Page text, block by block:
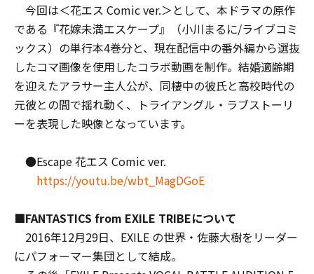
今回は＜花エス Comic ver.＞として、本ドラマの原作
である『花嫁未満エスケープ』（小川まるに/ライブコミ
ックス）の単行本4巻分と、現在配信中の番外編から選抜
したコマ画像を使用したコラボ動画を制作。結婚適齢期
を迎えたアラサー主人公が、同棲中の彼氏と高校時代の
元彼との間で揺れ動く、トライアングル・ラブストーリ
ーを表現した映像となっています。
●Escape 花エス Comic ver.
https://youtu.be/wbt_MagDGoE
■FANTASTICS from EXILE TRIBEについて
2016年12月29日、EXILE の世界・佐藤大樹をリーダー
にパフォーマー集団として結成。